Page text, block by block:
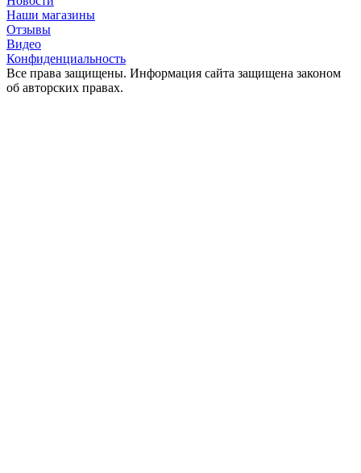
Наши магазины
Отзывы
Видео
Конфиденциальность
Все права защищены. Информация сайта защищена законом
об авторских правах.